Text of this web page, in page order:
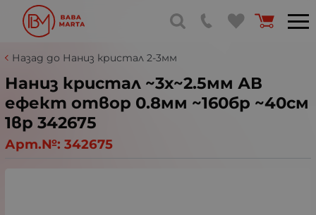
Назад до Наниз кристал 2-3мм
Наниз кристал ~3х~2.5мм АВ
ефект отвор 0.8мм ~160бр ~40см
1вр 342675
Арт.№: 342675